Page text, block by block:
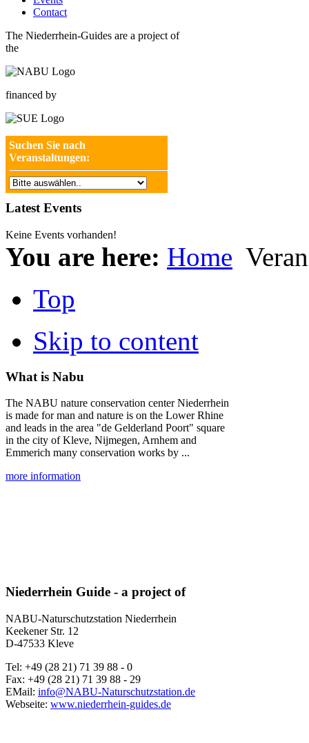
Contact
The Niederrhein-Guides are a project of
the
financed by
Suchen Sie nach
Veranstaltungen:
Latest Events
Keine Events vorhanden!
You are here: Home
Top
Skip to content
What is Nabu
The NABU nature conservation center Niederrhein
is made for man and nature is on the Lower Rhine
and leads in the area "de Gelderland Poort" square
in the city of Kleve, Nijmegen, Arnhem and
Emmerich many conservation works by ...
more information
Niederrhein Guide - a project of
NABU-Naturschutzstation Niederrhein
Keekener Str. 12
D-47533 Kleve
Tel: +49 (28 21) 71 39 88 - 0
Fax: +49 (28 21) 71 39 88 - 29
EMail: info@NABU-Naturschutzstation.de
Webseite: www.niederrhein-guides.de